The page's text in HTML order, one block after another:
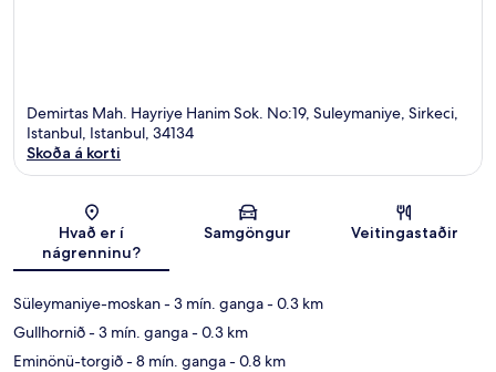
Demirtas Mah. Hayriye Hanim Sok. No:19, Suleymaniye, Sirkeci,
Istanbul, Istanbul, 34134
Skoða á korti
Hvað er í
nágrenninu?
Samgöngur Veitingastaðir
Süleymaniye-moskan- 3 mín. ganga- 0.3 km
Gullhornið- 3 mín. ganga- 0.3 km
Eminönü-torgið- 8 mín. ganga- 0.8 km